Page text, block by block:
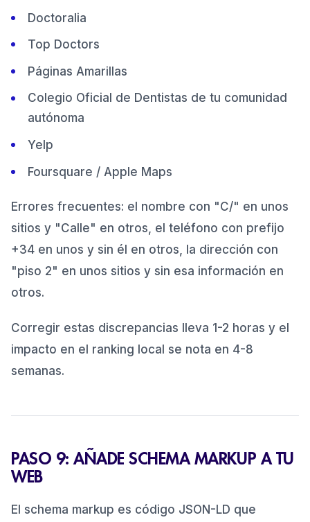
Doctoralia
Top Doctors
Páginas Amarillas
Colegio Oficial de Dentistas de tu comunidad
autónoma
Yelp
Foursquare / Apple Maps
Errores frecuentes: el nombre con "C/" en unos
sitios y "Calle" en otros, el teléfono con prefijo
+34 en unos y sin él en otros, la dirección con
"piso 2" en unos sitios y sin esa información en
otros.
Corregir estas discrepancias lleva 1-2 horas y el
impacto en el ranking local se nota en 4-8
semanas.
PASO 9: AÑADE SCHEMA MARKUP A TU
WEB
El schema markup es código JSON-LD que